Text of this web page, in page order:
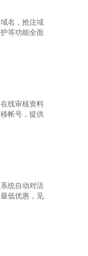
名，抢注域
等功能全面
线审核资料
帐号，提供
统自动对活
低优惠，见